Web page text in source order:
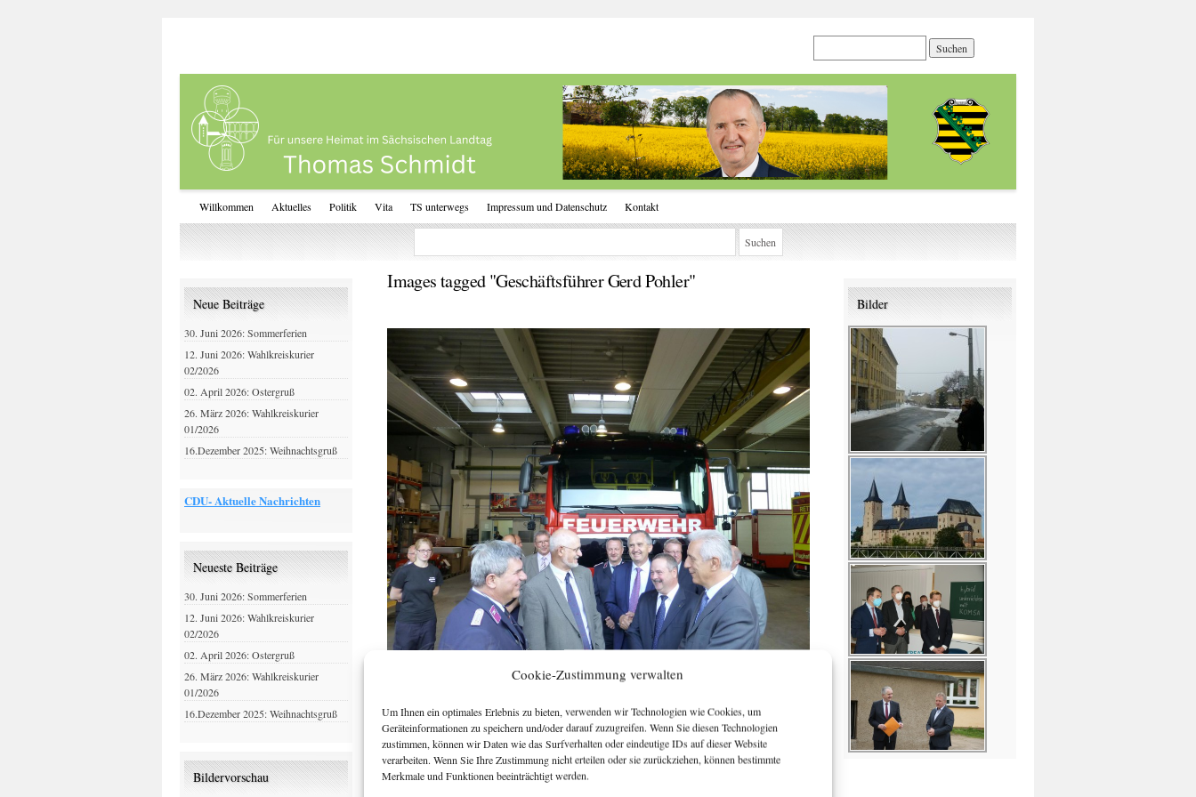
Cookie-Zustimmung verwalten
Um Ihnen ein optimales Erlebnis zu bieten, verwenden wir Technologien wie Cookies, um
Geräteinformationen zu speichern und/oder darauf zuzugreifen. Wenn Sie diesen Technologien
zustimmen, können wir Daten wie das Surfverhalten oder eindeutige IDs auf dieser Website
verarbeiten. Wenn Sie Ihre Zustimmung nicht erteilen oder sie zurückziehen, können bestimmte
Merkmale und Funktionen beeinträchtigt werden.
Willkommen Aktuelles Politik Vita TS unterwegs Impressum und Datenschutz Kontakt
Images tagged "Geschäftsführer Gerd Pohler"
[ZEIGE VORSCHAUBILDER]
Neue Beiträge
30. Juni 2026: Sommerferien
12. Juni 2026: Wahlkreiskurier
02/2026
02. April 2026: Ostergruß
26. März 2026: Wahlkreiskurier
01/2026
16.Dezember 2025: Weihnachtsgruß
CDU- Aktuelle Nachrichten
Neueste Beiträge
30. Juni 2026: Sommerferien
12. Juni 2026: Wahlkreiskurier
02/2026
02. April 2026: Ostergruß
26. März 2026: Wahlkreiskurier
01/2026
16.Dezember 2025: Weihnachtsgruß
Bildervorschau
Bilder